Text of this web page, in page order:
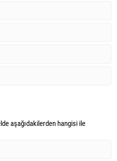
aşağıdakilerden hangisi ile